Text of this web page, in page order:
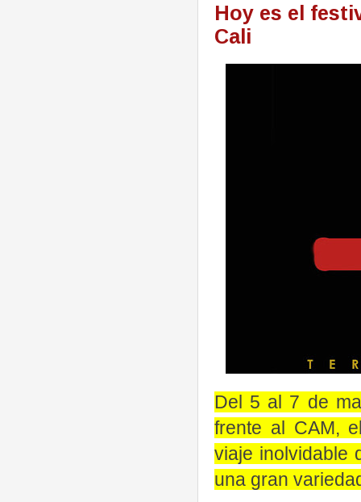
Hoy es el
Cali
Del 5 al 7 de
frente al CAM,
viaje inolvidable
una gran